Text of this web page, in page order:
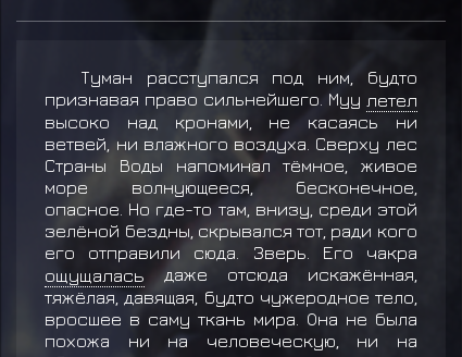
Туман расступался под ним, будто
признавая право сильнейшего. Муу летел
высоко над кронами, не касаясь ни
ветвей, ни влажного воздуха. Сверху лес
Страны Воды напоминал тёмное, живое
море волнующееся, бесконечное,
опасное. Но где-то там, внизу, среди этой
зелёной бездны, скрывался тот, ради кого
его отправили сюда. Зверь. Его чакра
ощущалась даже отсюда искажённая,
тяжёлая, давящая, будто чужеродное тело,
вросшее в саму ткань мира. Она не была
похожа ни на человеческую, ни на